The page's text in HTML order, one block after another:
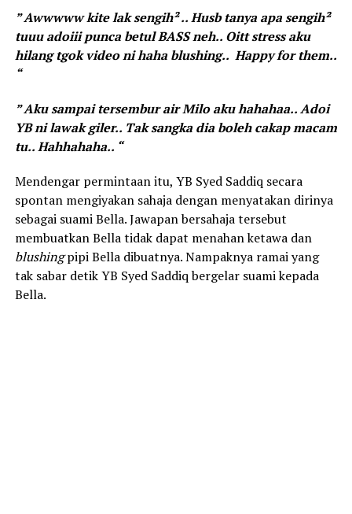
” Awwwww kite lak sengih² .. Husb tanya apa sengih²
tuuu adoiii punca betul BASS neh.. Oitt stress aku
hilang tgok video ni haha blushing.. Happy for them..
“
” Aku sampai tersembur air Milo aku hahahaa.. Adoi
YB ni lawak giler.. Tak sangka dia boleh cakap macam
tu.. Hahhahaha.. “
Mendengar permintaan itu, YB Syed Saddiq secara
spontan mengiyakan sahaja dengan menyatakan dirinya
sebagai suami Bella. Jawapan bersahaja tersebut
membuatkan Bella tidak dapat menahan ketawa dan
blushingpipi Bella dibuatnya. Nampaknya ramai yang
tak sabar detik YB Syed Saddiq bergelar suami kepada
Bella.